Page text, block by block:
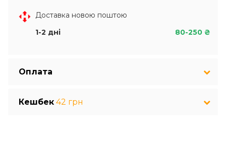
Доставка новою поштою
1-2 дні
80-250 ₴
Оплата
Кешбек 42 грн